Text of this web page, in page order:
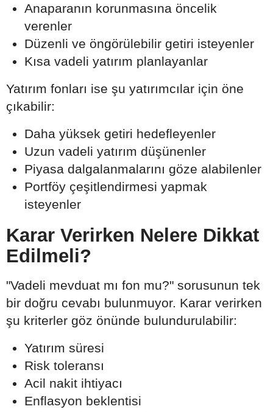
Anaparanın korunmasına öncelik
verenler
Düzenli ve öngörülebilir getiri isteyenler
Kısa vadeli yatırım planlayanlar
Yatırım fonları ise şu yatırımcılar için öne
çıkabilir:
Daha yüksek getiri hedefleyenler
Uzun vadeli yatırım düşünenler
Piyasa dalgalanmalarını göze alabilenler
Portföy çeşitlendirmesi yapmak
isteyenler
Karar Verirken Nelere Dikkat
Edilmeli?
"Vadeli mevduat mı fon mu?" sorusunun tek
bir doğru cevabı bulunmuyor. Karar verirken
şu kriterler göz önünde bulundurulabilir:
Yatırım süresi
Risk toleransı
Acil nakit ihtiyacı
Enflasyon beklentisi